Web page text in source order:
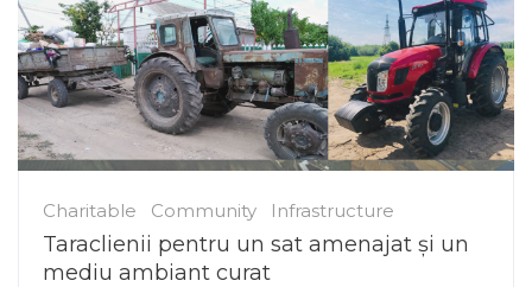
Charitable Community Infrastructure
Taraclienii pentru un sat amenajat și un
mediu ambiant curat